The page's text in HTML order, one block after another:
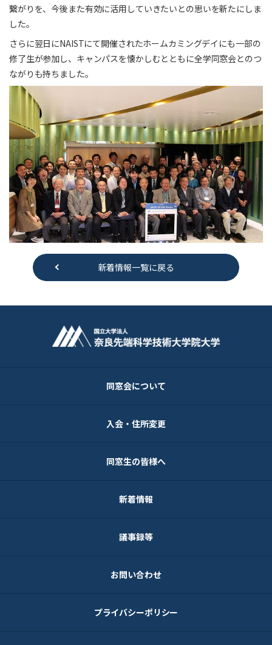
繋がりを、今後また有効に活用していきたいとの思いを新たにしま
した。
さらに翌日にNAISTにて開催されたホームカミングデイにも一部の
修了生が参加し、キャンパスを懐かしむとともに全学同窓会とのつ
ながりも持ちました。
新着情報一覧に戻る
同窓会について
入会・住所変更
同窓生の皆様へ
新着情報
議事録等
お問い合わせ
プライバシーポリシー